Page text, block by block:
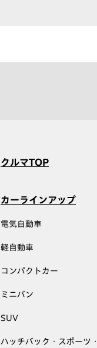
クルマTOP
カーラインアップ
電気自動車
軽自動車
コンパクトカー
ミニバン
SUV
ハッチバック・スポーツ・